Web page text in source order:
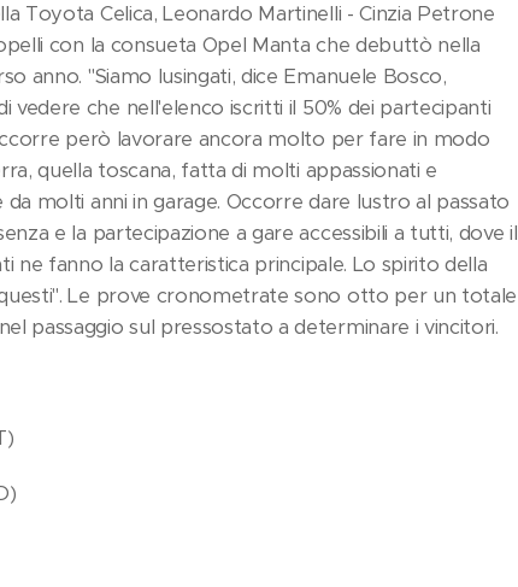
Toyota Celica, Leonardo Martinelli - Cinzia Petrone
con la consueta Opel Manta che debuttò nella
anno. "Siamo lusingati, dice Emanuele Bosco,
che nell'elenco iscritti il 50% dei partecipanti
però lavorare ancora molto per fare in modo
quella toscana, fatta di molti appassionati e
molti anni in garage. Occorre dare lustro al passato
e la partecipazione a gare accessibili a tutti, dove il
fanno la caratteristica principale. Lo spirito della
Le prove cronometrate sono otto per un totale
passaggio sul pressostato a determinare i vincitori.